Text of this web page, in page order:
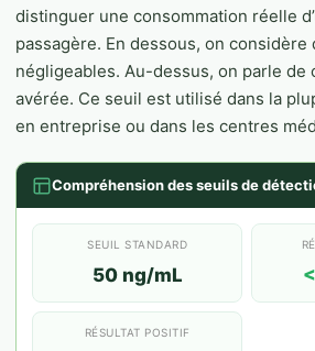
distinguer une consommation réelle
passagère. En dessous, on
négligeables. Au-dessus, on parle de
avérée. Ce seuil est utilisé dans la
en entreprise ou dans les centres
Compréhension des seuils de
SEUIL STANDARD
50 ng/mL
RÉSULTAT POSITIF